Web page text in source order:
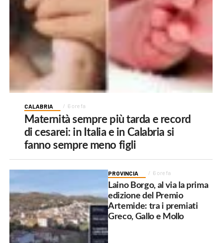
CALABRIA 6 ore fa
Maternità sempre più tarda e record
di cesarei: in Italia e in Calabria si
fanno sempre meno figli
PROVINCIA 6 ore fa
Laino Borgo, al via la prima
edizione del Premio
Artemide: tra i premiati
Greco, Gallo e Mollo